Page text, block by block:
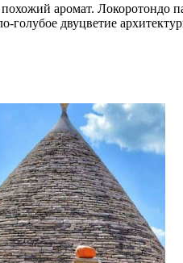
аромат. Локоротондо
двуцветие